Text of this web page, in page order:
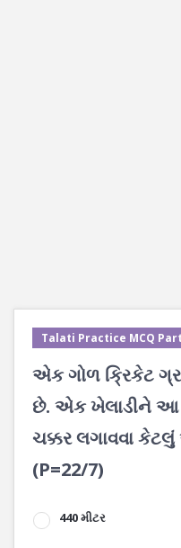
Talati Practice MCQ
એક ગોળ ક્રિકેટ
છે. એક ખેલાડીને આ
ચક્કર લગાવવા
(P=22/7)
440 મીટર